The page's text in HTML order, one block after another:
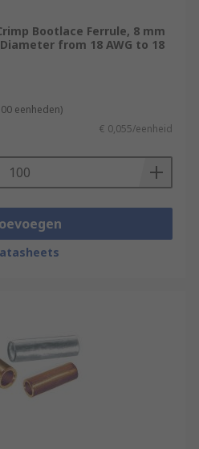
Bootlace Ferrule, 8 mm
from 18 AWG to 18
eenheden)
€ 0,055/eenheid